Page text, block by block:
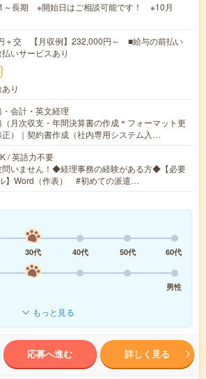
～長期 ※開始日はご相談可能です！ ※10月
＋交 【月収例】232,000円～ ■給与の前払い
いサービスあり
り
会計・英文経理
（月次収支・年間決算書の作成＊フォーマット更
）｜契約書作成（社内専用システム入…
/ 英語力不要
いません！◆経理事務の経験がある方◆【必要
】Word（作表） #初めての派遣…
30代 40代 50代
60代
男性
もっと見る
応募へ進む 詳しく見る